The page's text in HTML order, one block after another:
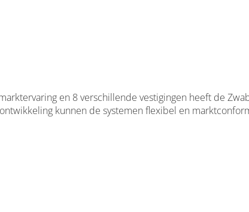
en 8 verschillende vestigingen heeft de
kunnen de systemen flexibel en